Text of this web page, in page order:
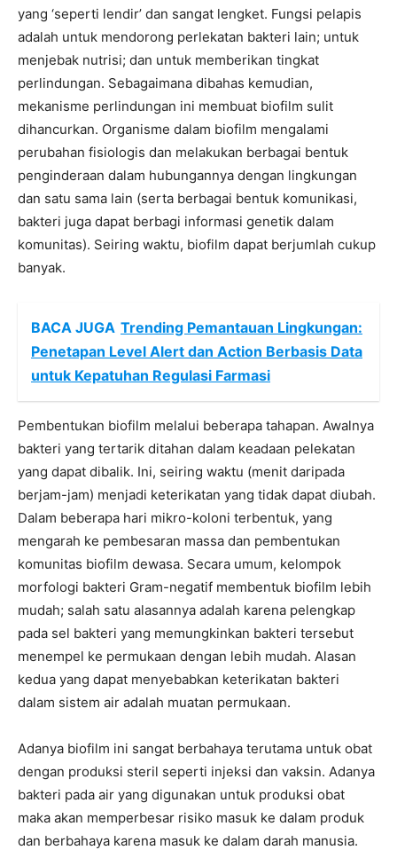
yang ‘seperti lendir’ dan sangat lengket. Fungsi pelapis
adalah untuk mendorong perlekatan bakteri lain; untuk
menjebak nutrisi; dan untuk memberikan tingkat
perlindungan. Sebagaimana dibahas kemudian,
mekanisme perlindungan ini membuat biofilm sulit
dihancurkan. Organisme dalam biofilm mengalami
perubahan fisiologis dan melakukan berbagai bentuk
penginderaan dalam hubungannya dengan lingkungan
dan satu sama lain (serta berbagai bentuk komunikasi,
bakteri juga dapat berbagi informasi genetik dalam
komunitas). Seiring waktu, biofilm dapat berjumlah cukup
banyak.
BACA JUGA Trending Pemantauan Lingkungan:
Penetapan Level Alert dan Action Berbasis Data
untuk Kepatuhan Regulasi Farmasi
Pembentukan biofilm melalui beberapa tahapan. Awalnya
bakteri yang tertarik ditahan dalam keadaan pelekatan
yang dapat dibalik. Ini, seiring waktu (menit daripada
berjam-jam) menjadi keterikatan yang tidak dapat diubah.
Dalam beberapa hari mikro-koloni terbentuk, yang
mengarah ke pembesaran massa dan pembentukan
komunitas biofilm dewasa. Secara umum, kelompok
morfologi bakteri Gram-negatif membentuk biofilm lebih
mudah; salah satu alasannya adalah karena pelengkap
pada sel bakteri yang memungkinkan bakteri tersebut
menempel ke permukaan dengan lebih mudah. Alasan
kedua yang dapat menyebabkan keterikatan bakteri
dalam sistem air adalah muatan permukaan.
Adanya biofilm ini sangat berbahaya terutama untuk obat
dengan produksi steril seperti injeksi dan vaksin. Adanya
bakteri pada air yang digunakan untuk produksi obat
maka akan memperbesar risiko masuk ke dalam produk
dan berbahaya karena masuk ke dalam darah manusia.